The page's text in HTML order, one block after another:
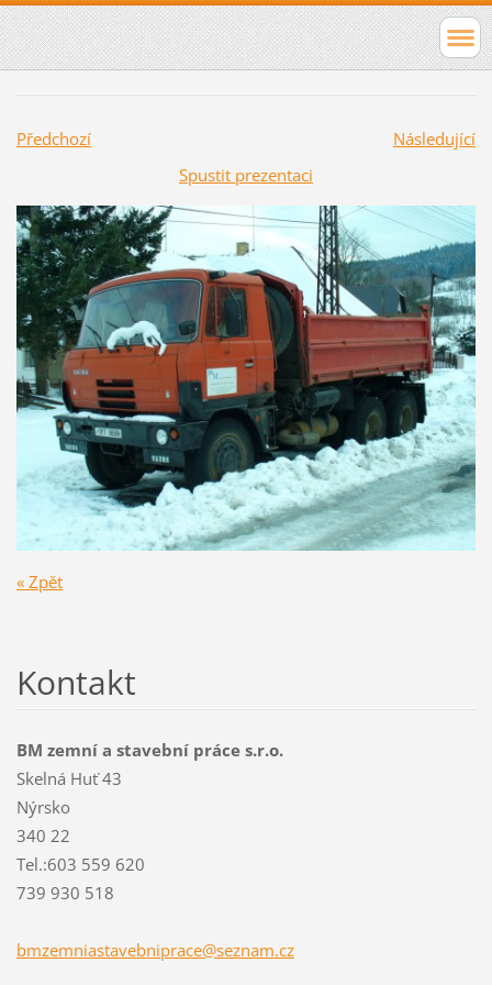
Předchozí
Následující
Spustit prezentaci
« Zpět
Kontakt
BM zemní a stavební práce s.r.o.
Skelná Huť 43
Nýrsko
340 22
Tel.:603 559 620
739 930 518
bmzemniastavebniprace@seznam.cz